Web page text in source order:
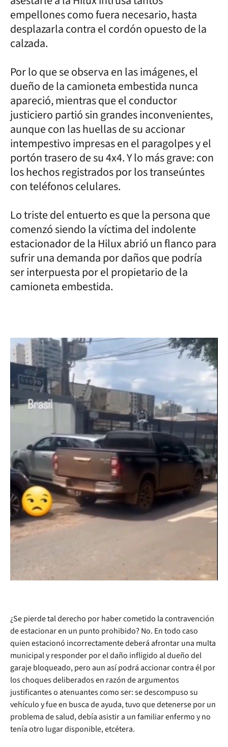
empellones como fuera necesario, hasta
desplazarla contra el cordón opuesto de la
calzada.
Por lo que se observa en las imágenes, el
dueño de la camioneta embestida nunca
apareció, mientras que el conductor
justiciero partió sin grandes inconvenientes,
aunque con las huellas de su accionar
intempestivo impresas en el paragolpes y el
portón trasero de su 4x4. Y lo más grave: con
los hechos registrados por los transeúntes
con teléfonos celulares.
Lo triste del entuerto es que la persona que
comenzó siendo la víctima del indolente
estacionador de la Hilux abrió un flanco para
sufrir una demanda por daños que podría
ser interpuesta por el propietario de la
camioneta embestida.
¿Se pierde tal derecho por haber cometido la contravención
de estacionar en un punto prohibido? No. En todo caso
quien estacionó incorrectamente deberá afrontar una multa
municipal y responder por el daño infligido al dueño del
garaje bloqueado, pero aun así podrá accionar contra él por
los choques deliberados en razón de argumentos
justificantes o atenuantes como ser: se descompuso su
vehículo y fue en busca de ayuda, tuvo que detenerse por un
problema de salud, debía asistir a un familiar enfermo y no
tenía otro lugar disponible, etcétera.